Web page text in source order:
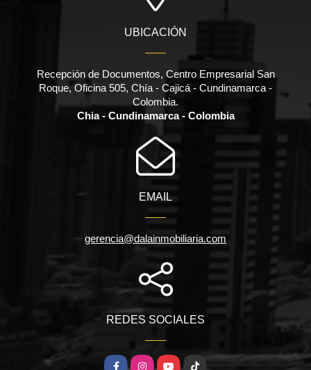
UBICACIÓN
Recepción de Documentos, Centro Empresarial San
Roque, Oficina 505, Chía - Cajicá - Cundinamarca -
Colombia.
Chia - Cundinamarca - Colombia
EMAIL
gerencia@dalainmobiliaria.com
REDES SOCIALES
FacebookInstagramYouTube
TikTok